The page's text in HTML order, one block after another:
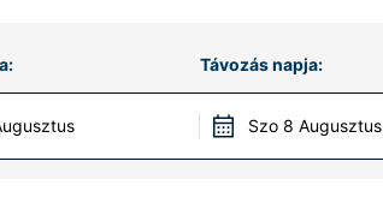
Távozás napja:
Szo 8 Augusztus